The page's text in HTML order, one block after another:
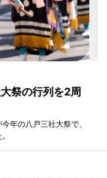
大祭の行列を2周
年の八戸三社大祭で、